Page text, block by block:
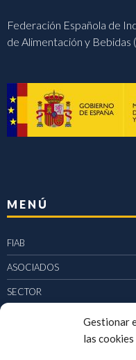
Gestionar
las cookies
Federación Española de
de Alimentación y Bebidas
MENÚ
FIAB
ASOCIADOS
SECTOR